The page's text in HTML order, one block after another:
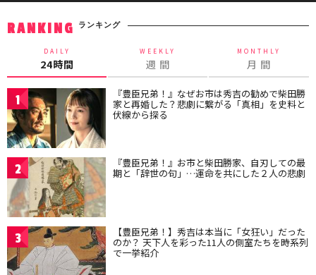
RANKING ランキング
DAILY
24時間
WEEKLY
週 間
MONTHLY
月 間
1 『豊臣兄弟！』なぜお市は秀吉の勧めで柴田勝
家と再婚した？悲劇に繋がる「真相」を史料と
伏線から探る
2 『豊臣兄弟！』お市と柴田勝家、自刃しての最
期と「辞世の句」…運命を共にした２人の悲劇
3 【豊臣兄弟！】秀吉は本当に「女狂い」だった
のか？ 天下人を彩った11人の側室たちを時系列
で一挙紹介